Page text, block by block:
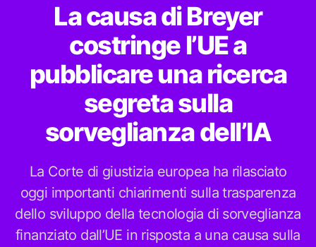
La causa di Breyer
costringe l’UE a
pubblicare una ricerca
segreta sulla
sorveglianza dell’IA
La Corte di giustizia europea ha rilasciato
oggi importanti chiarimenti sulla trasparenza
dello sviluppo della tecnologia di sorveglianza
finanziato dall’UE in risposta a una causa sulla